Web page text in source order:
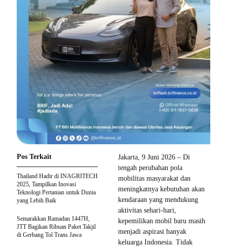
Jakarta, 9 Juni 2026 – Di
tengah perubahan pola
mobilitas masyarakat dan
meningkatnya kebutuhan akan
kendaraan yang mendukung
aktivitas sehari-hari,
kepemilikan mobil baru masih
menjadi aspirasi banyak
keluarga Indonesia. Tidak
Pos Terkait
Thailand Hadir di INAGRITECH
2025, Tampilkan Inovasi
Teknologi Pertanian untuk Dunia
yang Lebih Baik
Semarakkan Ramadan 1447H,
JTT Bagikan Ribuan Paket Takjil
di Gerbang Tol Trans Jawa